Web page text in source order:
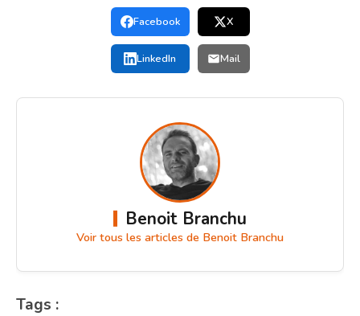
Facebook X
LinkedIn Mail
Benoit Branchu
Voir tous les articles de Benoit Branchu
Tags :